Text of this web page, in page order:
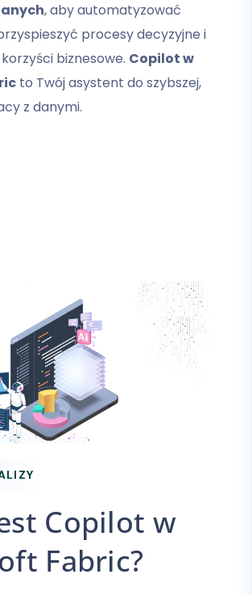
, aby automatyzować
procesy decyzyjne i
biznesowe. Copilot w
to Twój asystent do szybszej,
z danymi.
Copilot w
Fabric?